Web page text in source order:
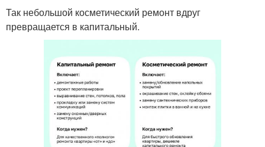
Так небольшой косметический ремонт вдруг
превращается в капитальный.